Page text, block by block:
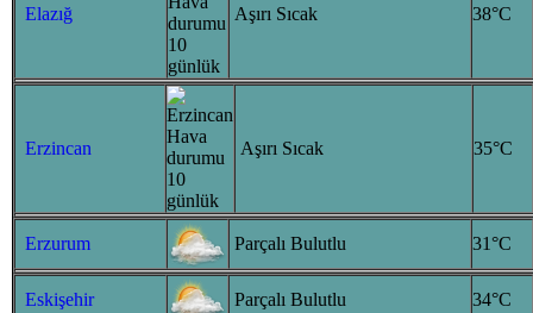
Elazığ Aşırı Sıcak 38°C
Erzincan Aşırı Sıcak 35°C
Erzurum Parçalı Bulutlu 31°C
Eskişehir Parçalı Bulutlu 34°C